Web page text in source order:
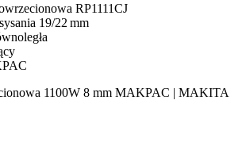
RP1111CJ
19/22 mm
1100W 8 mm MAKPAC | MAKITA